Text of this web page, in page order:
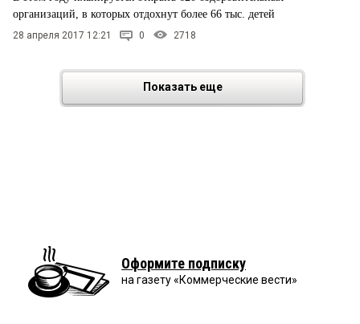
организаций, в которых отдохнут более 66 тыс. детей
28 апреля 2017 12:21 0 2718
Показать еще
Оформите подписку
на газету «Коммерческие вести»